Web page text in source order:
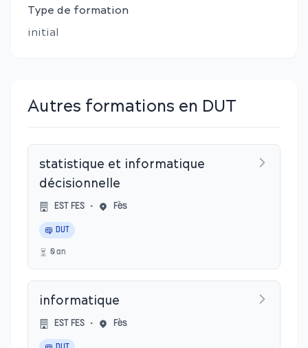
Type de formation
initial
Autres formations en DUT
statistique et informatique
décisionnelle
EST FES • Fès
DUT
0an
informatique
EST FES • Fès